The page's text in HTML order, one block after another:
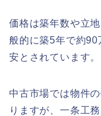
価格は築年数や立
般的に築5年で約
安とされています。
中古市場では物件
りますが、一条工